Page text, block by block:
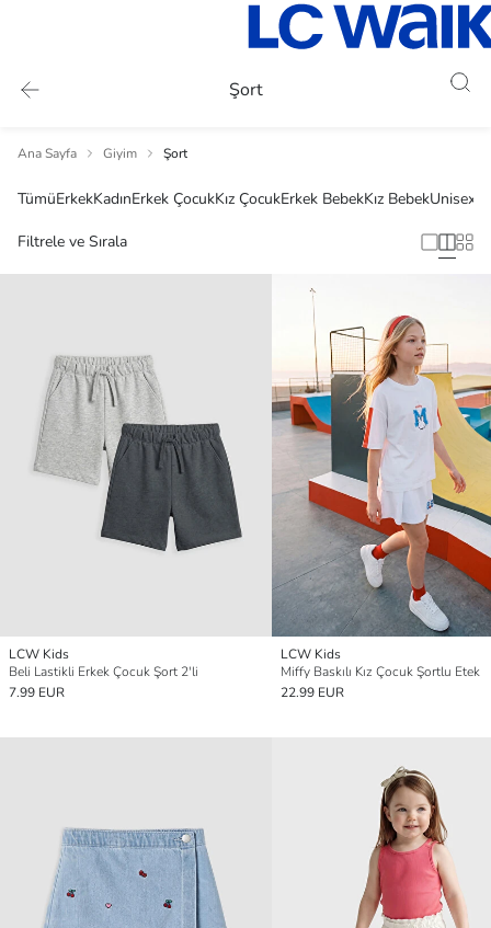
Şort
Ana Sayfa Giyim Şort
TümüErkekKadınErkek ÇocukKız ÇocukErkek BebekKız BebekUnisex
Filtrele ve Sırala
LCW Kids
Beli Lastikli Erkek Çocuk Şort 2'li
7.99 EUR
LCW Kids
Miffy Baskılı Kız Çocuk Şortlu Etek
22.99 EUR